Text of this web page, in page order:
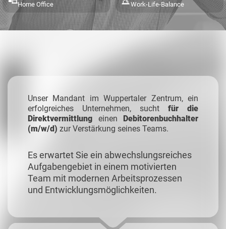
Home Office Work-Life-Balance
Unser Mandant im Wuppertaler Zentrum, ein
erfolgreiches Unternehmen, sucht für die
Direktvermittlung einen Debitorenbuchhalter
(m/w/d) zur Verstärkung seines Teams.
Es erwartet Sie ein abwechslungsreiches
Aufgabengebiet in einem motivierten
Team mit modernen Arbeitsprozessen
und Entwicklungsmöglichkeiten.